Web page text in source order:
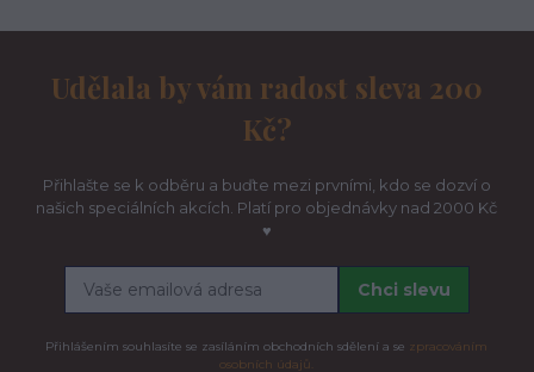
Udělala by vám radost sleva 200
Kč?
Přihlašte se k odběru a buďte mezi prvními, kdo se dozví o
našich speciálních akcích. Platí pro objednávky nad 2000 Kč
♥
Chci slevu
Přihlášením souhlasíte se zasíláním obchodních sdělení a se zpracováním
osobních údajů.